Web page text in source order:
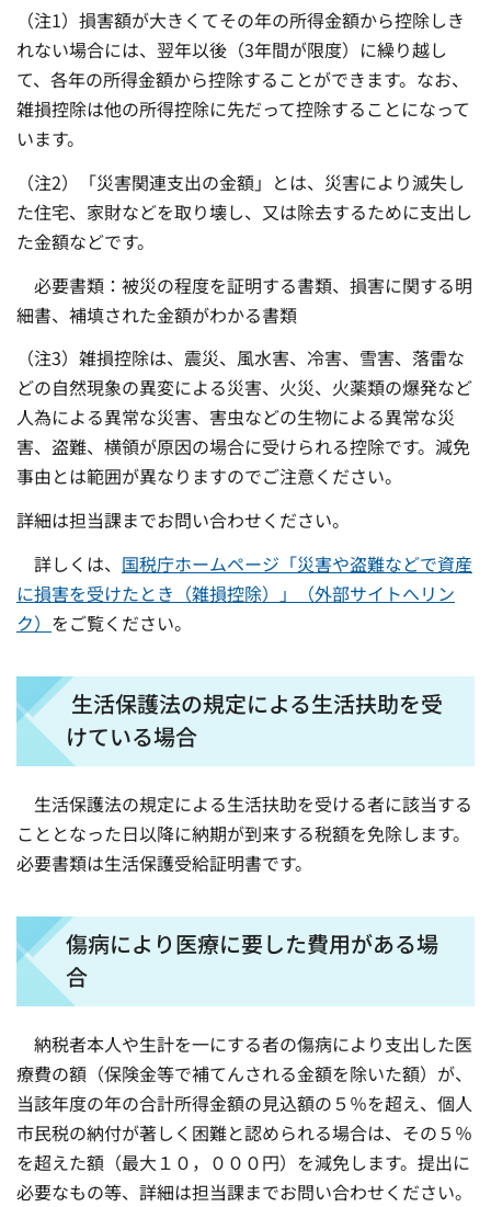
（注1）損害額が大きくてその年の所得金額から控除しき
れない場合には、翌年以後（3年間が限度）に繰り越し
て、各年の所得金額から控除することができます。なお、
雑損控除は他の所得控除に先だって控除することになって
います。
（注2）「災害関連支出の金額」とは、災害により滅失し
た住宅、家財などを取り壊し、又は除去するために支出し
た金額などです。
必要書類：被災の程度を証明する書類、損害に関する明
細書、補填された金額がわかる書類
（注3）雑損控除は、震災、風水害、冷害、雪害、落雷な
どの自然現象の異変による災害、火災、火薬類の爆発など
人為による異常な災害、害虫などの生物による異常な災
害、盗難、横領が原因の場合に受けられる控除です。減免
事由とは範囲が異なりますのでご注意ください。
詳細は担当課までお問い合わせください。
詳しくは、 国税庁ホームページ「災害や盗難などで資産
に損害を受けたとき（雑損控除）」（外部サイトへリン
ク） をご覧ください。
生活保護法の規定による生活扶助を受
けている場合
生活保護法の規定による生活扶助を受ける者に該当する
こととなった日以降に納期が到来する税額を免除します。
必要書類は生活保護受給証明書です。
傷病により医療に要した費用がある場
合
納税者本人や生計を一にする者の傷病により支出した医
療費の額（保険金等で補てんされる金額を除いた額）が、
当該年度の年の合計所得金額の見込額の５％を超え、個人
市民税の納付が著しく困難と認められる場合は、その５％
を超えた額（最大１０，０００円）を減免します。提出に
必要なもの等、詳細は担当課までお問い合わせください。